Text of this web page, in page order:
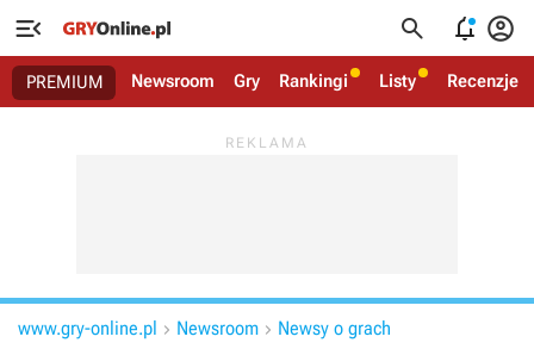
   
PREMIUM Newsroom Gry Rankingi Listy Recenzje
www.gry-online.pl  Newsroom  Newsy o grach